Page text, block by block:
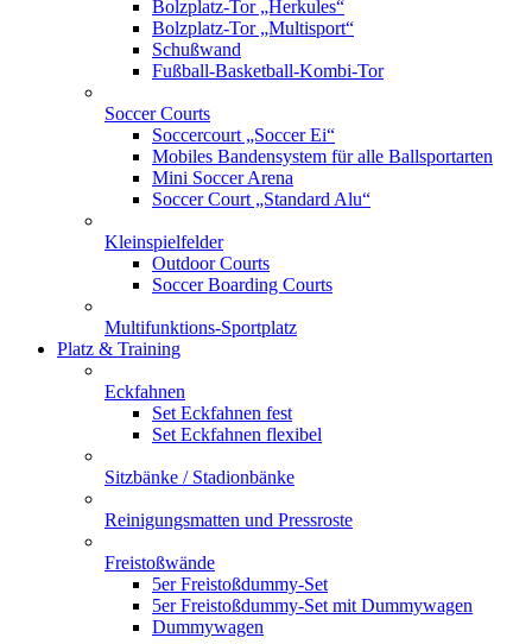
Bolzplatz-Tor „Herkules“
Bolzplatz-Tor „Multisport“
Schußwand
Fußball-Basketball-Kombi-Tor
Soccer Courts
Soccercourt „Soccer Ei“
Mobiles Bandensystem für alle Ballsportarten
Mini Soccer Arena
Soccer Court „Standard Alu“
Kleinspielfelder
Outdoor Courts
Soccer Boarding Courts
Multifunktions-Sportplatz
Platz & Training
Eckfahnen
Set Eckfahnen fest
Set Eckfahnen flexibel
Sitzbänke / Stadionbänke
Reinigungsmatten und Pressroste
Freistoßwände
5er Freistoßdummy-Set
5er Freistoßdummy-Set mit Dummywagen
Dummywagen